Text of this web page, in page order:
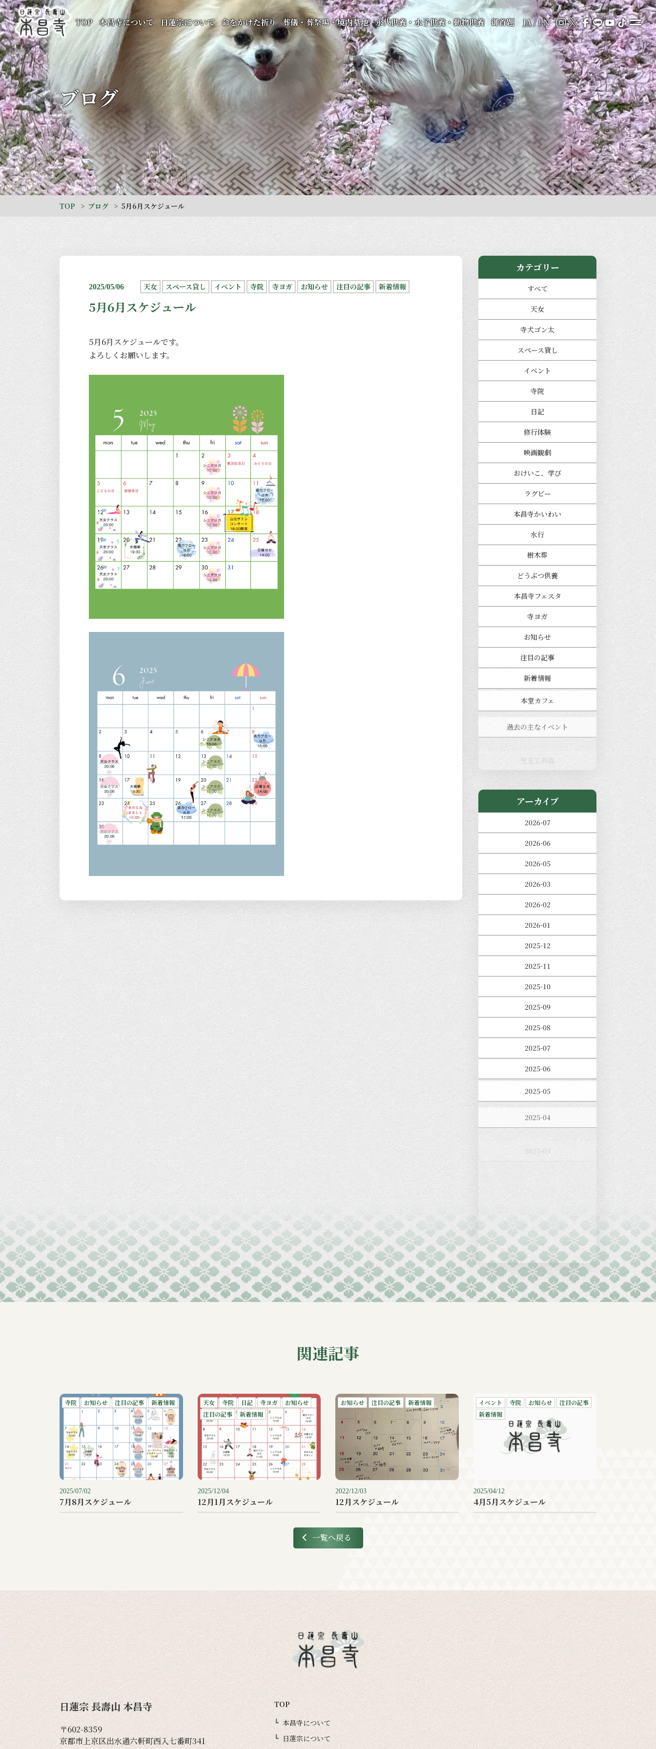
TOP 本昌寺について 日蓮宗について 命をかけた祈り 葬儀・葬祭場・境内墓地 永代供養・水子供養・動物供養 御首題 JA/EN
ブログ
TOP ブログ 5月6月スケジュール
2025/05/06 天女 スペース貸し イベント 寺院 寺ヨガ お知らせ 注目の記事 新着情報
5月6月スケジュール
5月6月スケジュールです。
よろしくお願いします。
カテゴリー
すべて
天女
寺犬ゴン太
スペース貸し
イベント
寺院
日記
修行体験
映画観劇
おけいこ、学び
ラグビー
本昌寺かいわい
水行
樹木葬
どうぶつ供養
本昌寺フェスタ
寺ヨガ
お知らせ
注目の記事
新着情報
本堂カフェ
過去の主なイベント
児玉工具店
きのえねまるしぇ
アーカイブ
2026-07
2026-06
2026-05
2026-03
2026-02
2026-01
2025-12
2025-11
2025-10
2025-09
2025-08
2025-07
2025-06
2025-05
2025-04
2025-03
2025-02
2024-11
2024-10
2024-09
関連記事
寺院 お知らせ 注目の記事 新着情報
2025/07/02
7月8月スケジュール
天女 寺院 日記 寺ヨガ
お知らせ
注目の記事
新着情報
2025/12/04
12月1月スケジュール
お知らせ 注目の記事 新着情報
2022/12/03
12月スケジュール
イベント 寺院 お知らせ
注目の記事
新着情報
2025/04/12
4月5月スケジュール
一覧へ戻る
日蓮宗 長壽山 本昌寺
〒602-8359
京都市上京区出水通六軒町西入七番町341
TOP
本昌寺について
日蓮宗について